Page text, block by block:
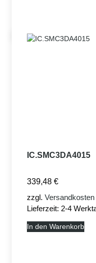
IC.SMC3DA4015
339,48 €
zzgl. Versandkosten
Lieferzeit: 2-4
In den Warenkorb